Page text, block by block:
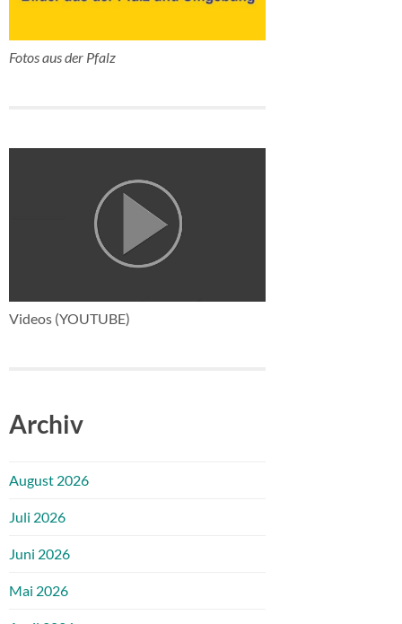
Fotos aus der Pfalz
Videos (YOUTUBE)
Archiv
August 2026
Juli 2026
Juni 2026
Mai 2026